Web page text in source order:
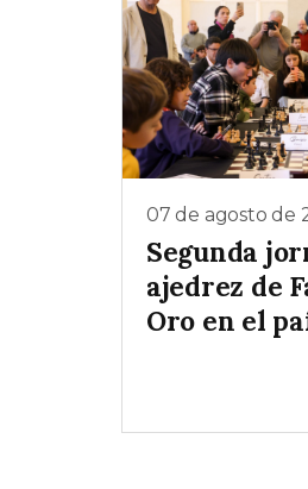
07 de agosto de
Segunda
ajedrez de
Oro en el